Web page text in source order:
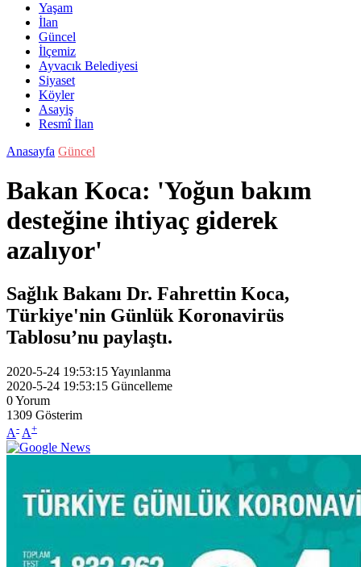
Yaşam
İlan
Güncel
İlçemiz
Ayvacık Belediyesi
Siyaset
Köyler
Asayiş
Resmî İlan
Anasayfa Güncel
Bakan Koca: 'Yoğun bakım
desteğine ihtiyaç giderek
azalıyor'
Sağlık Bakanı Dr. Fahrettin Koca,
Türkiye'nin Günlük Koronavirüs
Tablosu’nu paylaştı.
2020-5-24 19:53:15Yayınlanma
2020-5-24 19:53:15 Güncelleme
0Yorum
1309 Gösterim
A- A+